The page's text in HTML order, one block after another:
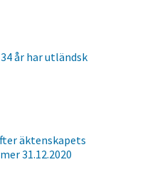
år har utländsk
äktenskapets
31.12.2020